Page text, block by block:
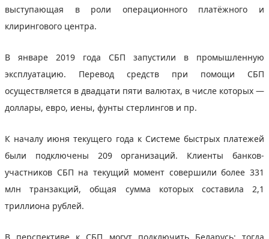
выступающая в роли операционного платёжного и
клирингового центра.
В январе 2019 года СБП запустили в промышленную
эксплуатацию. Перевод средств при помощи СБП
осуществляется в двадцати пяти валютах, в числе которых —
доллары, евро, иены, фунты стерлингов и пр.
К началу июня текущего года к Системе быстрых платежей
были подключены 209 организаций. Клиенты банков-
участников СБП на текущий момент совершили более 331
млн транзакций, общая сумма которых составила 2,1
триллиона рублей.